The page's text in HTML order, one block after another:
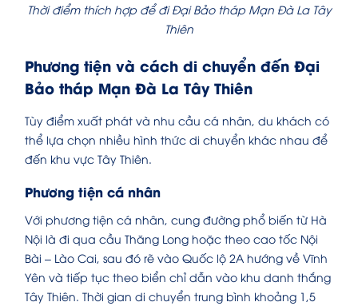
Thời điểm thích hợp để đi Đại Bảo tháp Mạn Đà La Tây
Thiên
Phương tiện và cách di chuyển đến Đại
Bảo tháp Mạn Đà La Tây Thiên
Tùy điểm xuất phát và nhu cầu cá nhân, du khách có
thể lựa chọn nhiều hình thức di chuyển khác nhau để
đến khu vực Tây Thiên.
Phương tiện cá nhân
Với phương tiện cá nhân, cung đường phổ biến từ Hà
Nội là đi qua cầu Thăng Long hoặc theo cao tốc Nội
Bài – Lào Cai, sau đó rẽ vào Quốc lộ 2A hướng về Vĩnh
Yên và tiếp tục theo biển chỉ dẫn vào khu danh thắng
Tây Thiên. Thời gian di chuyển trung bình khoảng 1,5